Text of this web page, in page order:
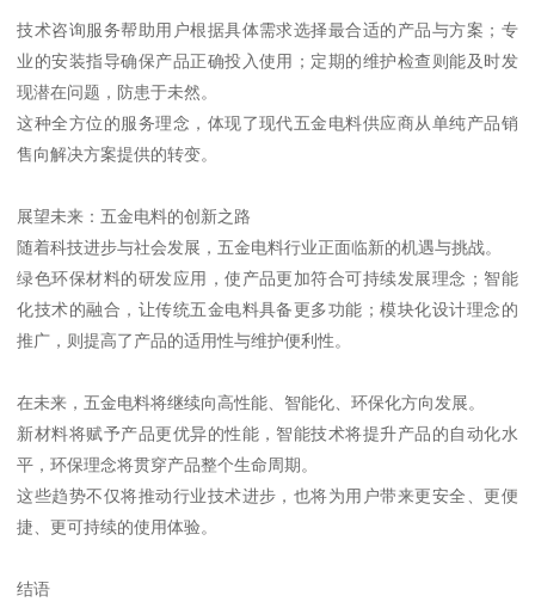
技术咨询服务帮助用户根据具体需求选择最合适的产品与方案；专
业的安装指导确保产品正确投入使用；定期的维护检查则能及时发
现潜在问题，防患于未然。
这种全方位的服务理念，体现了现代五金电料供应商从单纯产品销
售向解决方案提供的转变。
展望未来：五金电料的创新之路
随着科技进步与社会发展，五金电料行业正面临新的机遇与挑战。
绿色环保材料的研发应用，使产品更加符合可持续发展理念；智能
化技术的融合，让传统五金电料具备更多功能；模块化设计理念的
推广，则提高了产品的适用性与维护便利性。
在未来，五金电料将继续向高性能、智能化、环保化方向发展。
新材料将赋予产品更优异的性能，智能技术将提升产品的自动化水
平，环保理念将贯穿产品整个生命周期。
这些趋势不仅将推动行业技术进步，也将为用户带来更安全、更便
捷、更可持续的使用体验。
结语